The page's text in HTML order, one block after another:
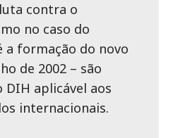
contra o
no caso do
a formação do novo
de 2002 – são
aplicável aos
internacionais.